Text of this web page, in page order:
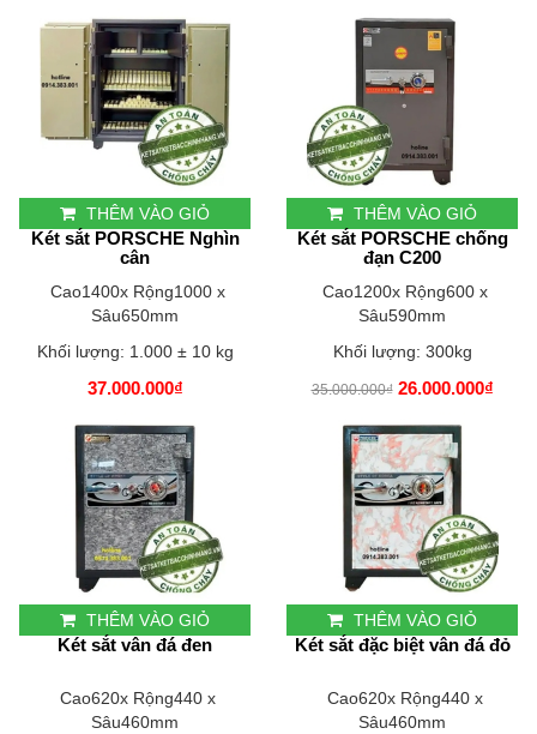
THÊM VÀO GIỎ
Két sắt PORSCHE Nghìn
cân
Cao1400x Rộng1000 x
Sâu650mm
Khối lượng: 1.000 ± 10 kg
37.000.000₫
THÊM VÀO GIỎ
Két sắt PORSCHE chống
đạn C200
Cao1200x Rộng600 x
Sâu590mm
Khối lượng: 300kg
35.000.000₫ 26.000.000₫
THÊM VÀO GIỎ
Két sắt vân đá đen
Cao620x Rộng440 x
Sâu460mm
THÊM VÀO GIỎ
Két sắt đặc biệt vân đá đỏ
Cao620x Rộng440 x
Sâu460mm